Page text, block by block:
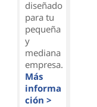
diseñado
para tu
pequeña
y
mediana
empresa.
Más
informa
ción >